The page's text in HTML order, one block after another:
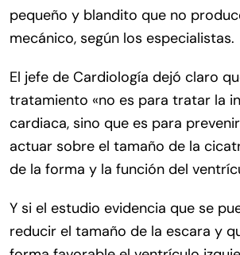
pequeño y blandito que no
mecánico, según los especialistas.
El jefe de Cardiología dejó claro
tratamiento «no es para tratar la
cardiaca, sino que es para
actuar sobre el tamaño de la
de la forma y la función del
Y si el estudio evidencia que se
reducir el tamaño de la escara y